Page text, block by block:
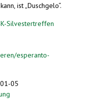
ist „Duschgelo“.
Silvestertreffen
esperanto-
05